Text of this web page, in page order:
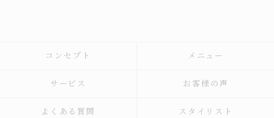
コンセプト メニュー
サービス お客様の声
よくある質問 スタイリスト